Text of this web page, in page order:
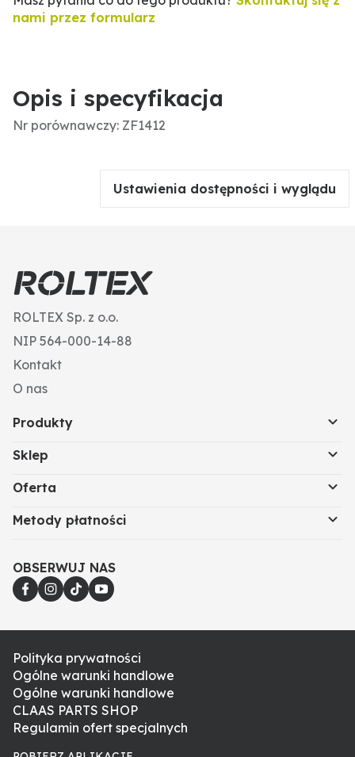
nami przez formularz
Opis i specyfikacja
Nr porównawczy: ZF1412
Ustawienia dostępności i wyglądu
ROLTEX Sp. z o.o.
NIP 564-000-14-88
Kontakt
O nas
Produkty
Sklep
Oferta
Metody płatności
OBSERWUJ NAS
Polityka prywatności
Ogólne warunki handlowe
Ogólne warunki handlowe
CLAAS PARTS SHOP
Regulamin ofert specjalnych